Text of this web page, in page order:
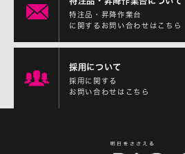
特注品・昇降作業台
に関するお問い合わせはこちら
採用について
採用に関する
お問い合わせはこちら